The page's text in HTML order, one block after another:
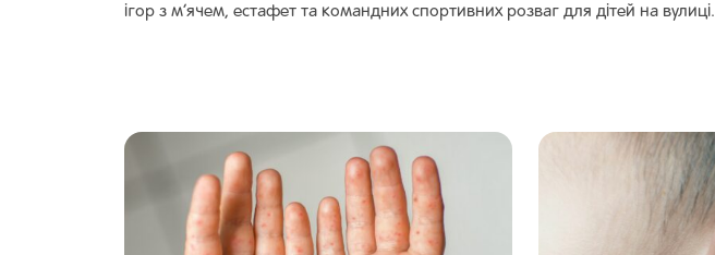
ігор з м’ячем, естафет та командних спортивних розваг для дітей на вулиці.